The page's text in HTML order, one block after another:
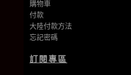
購物車
付款
大陸付款方法
忘記密碼
訂閱專區